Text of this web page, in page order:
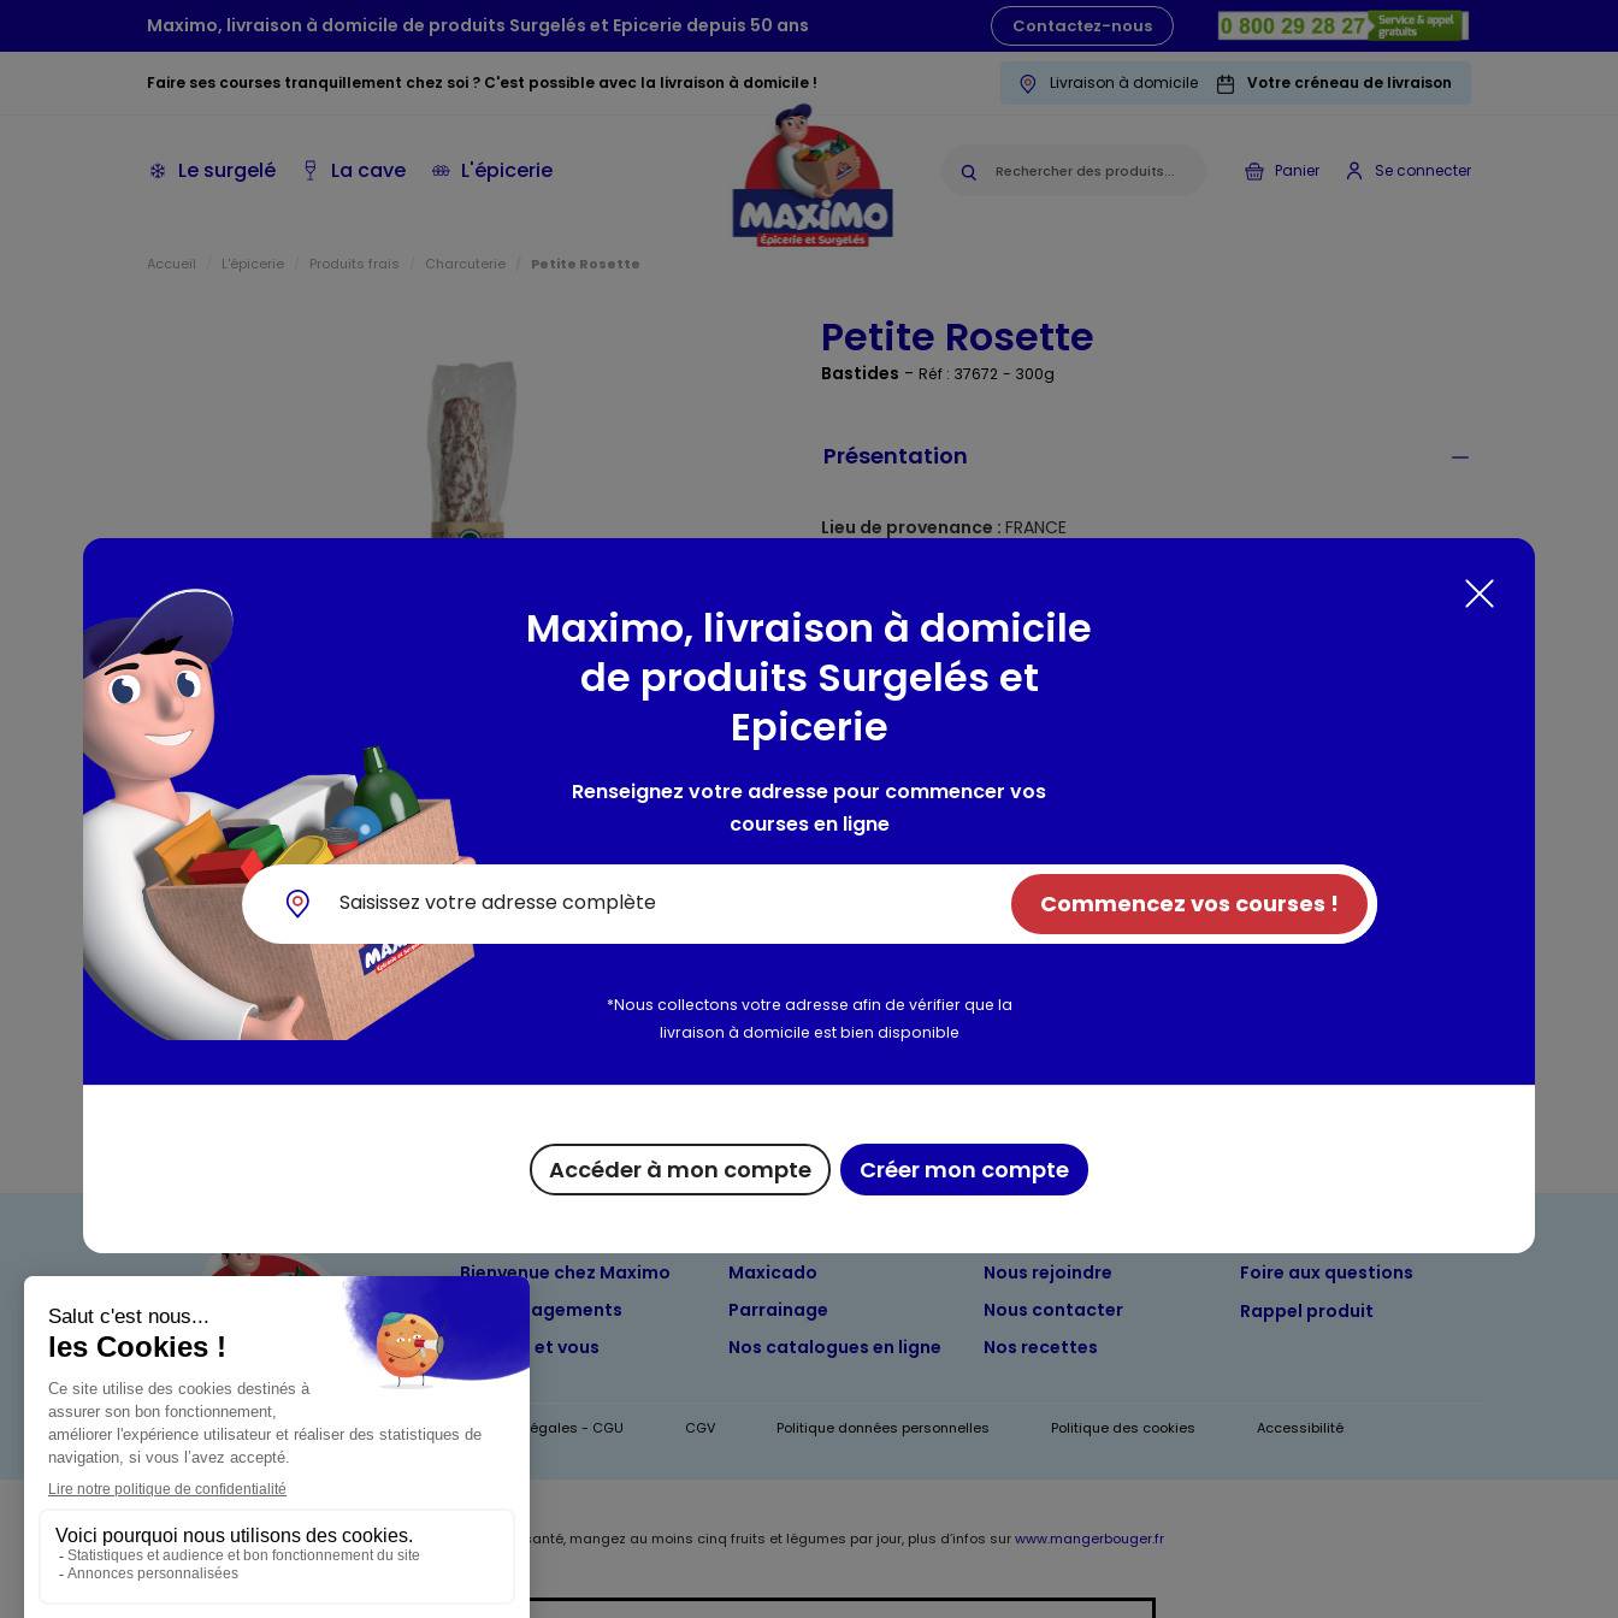
Maximo, livraison à domicile de produits Surgelés et Epicerie depuis 50 ans Contactez-nous
Faire ses courses tranquillement chez soi ? C'est possible avec la livraison à domicile ! Livraison à domicile Votre créneau de livraison
Le surgelé La cave L'épicerie Panier Se connecter
Accueil L'épicerie Produits frais Charcuterie Petite Rosette
Petite Rosette
Bastides - Réf : 37672 - 300g
Présentation
Lieu de provenance : FRANCE
Utilisation et conservation
Viande de porc, sel, épices, LACTOSE, dextrose, sucre, conservateur:
salpêtre, ferments.
153g de viande mise en oeuvre pour 100g de produit fini.
Fabrication exclusive à partir de porcs frais nés, élevés et abattus en
Informations complémentaires
Bienvenue chez Maximo
Nos engagements
Maximo et vous
Maxicado
Parrainage
Nos catalogues en ligne
Nous rejoindre
Nous contacter
Nos recettes
Foire aux questions
Rappel produit
Mentions légales - CGU CGV Politique données personnelles Politique des cookies Accessibilité
Pour votre santé, mangez au moins cinq fruits et légumes par jour, plus d’infos surwww.mangerbouger.fr
Maximo, livraison à domicile
de produits Surgelés et
Epicerie
Renseignez votre adresse pour commencer vos
courses en ligne
Commencez vos courses !
*Nous collectons votre adresse afin de vérifier que la
livraison à domicile est bien disponible
Accéder à mon compte Créer mon compte